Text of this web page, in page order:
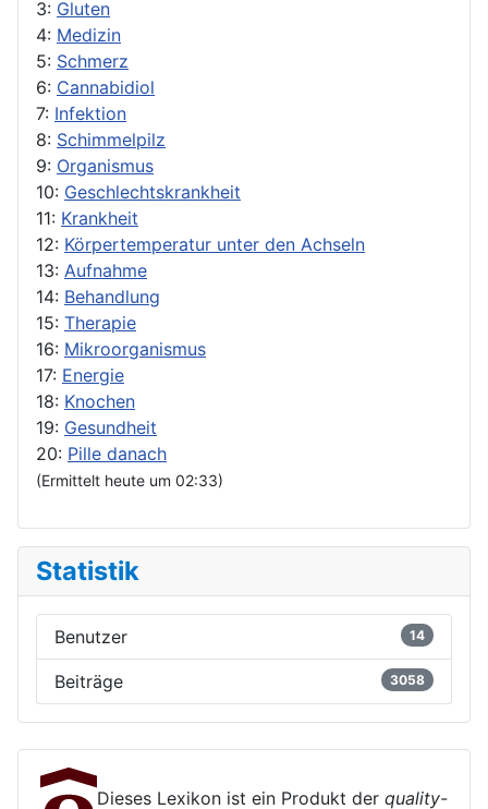
3: Gluten
4: Medizin
5: Schmerz
6: Cannabidiol
7: Infektion
8: Schimmelpilz
9: Organismus
10: Geschlechtskrankheit
11: Krankheit
12: Körpertemperatur unter den Achseln
13: Aufnahme
14: Behandlung
15: Therapie
16: Mikroorganismus
17: Energie
18: Knochen
19: Gesundheit
20: Pille danach
(Ermittelt heute um 02:33)
Statistik
Benutzer 14
Beiträge 3058
Dieses Lexikon ist ein Produkt der quality-